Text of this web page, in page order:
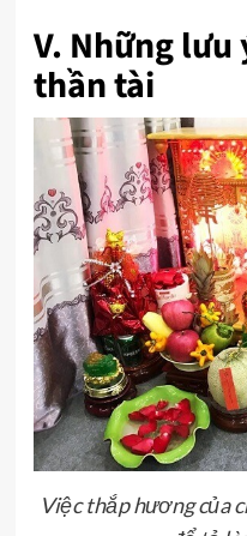
V. Những
thần tài
Việc thắp hương của